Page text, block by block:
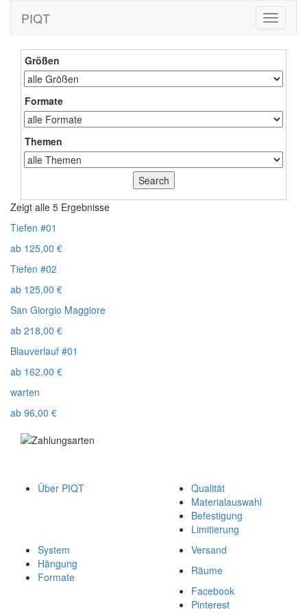
Toggle
PIQT
Größen
Formate
Themen
Zeigt alle 5 Ergebnisse
Tiefen #01
ab 125,00 €
Tiefen #02
ab 125,00 €
San Giorgio Maggiore
ab 218,00 €
Blauverlauf #01
ab 162,00 €
warten
ab 96,00 €
Über PIQT
Qualität
Materialauswahl
Befestigung
Limitierung
System
Hängung
Formate
Versand
Räume
Facebook
Pinterest